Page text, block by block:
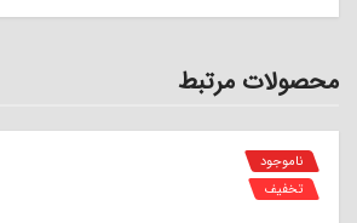
محصولات مرتبط
ناموجود
تخفیف